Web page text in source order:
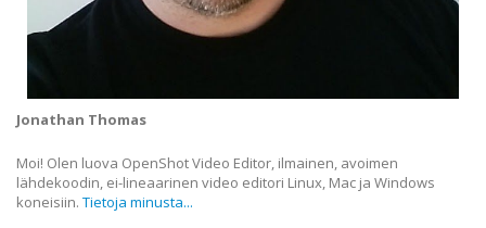
Jonathan Thomas
Moi! Olen luova OpenShot Video Editor, ilmainen, avoimen
lähdekoodin, ei-lineaarinen video editori Linux, Mac ja Windows
koneisiin. Tietoja minusta...